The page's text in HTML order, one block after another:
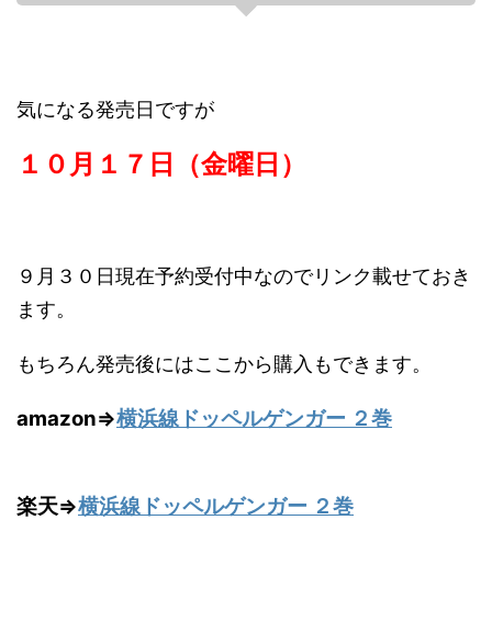
気になる発売日ですが
１０月１７日（金曜日）
９月３０日現在予約受付中なのでリンク載せておき
ます。
もちろん発売後にはここから購入もできます。
amazon⇒横浜線ドッペルゲンガー ２巻
楽天⇒横浜線ドッペルゲンガー ２巻